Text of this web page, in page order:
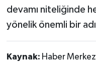
devamı niteliğinde
yönelik önemli bir
Kaynak: Haber